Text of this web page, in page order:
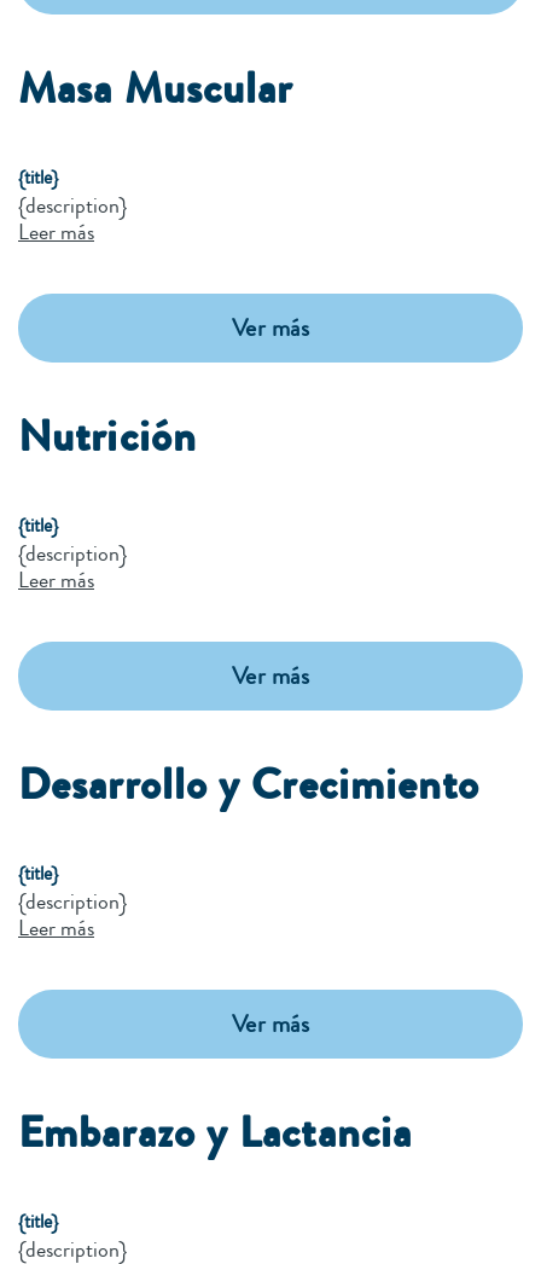
Masa Muscular
{title}
{description}
Leer más
Ver más
Nutrición
{title}
{description}
Leer más
Ver más
Desarrollo y Crecimiento
{title}
{description}
Leer más
Ver más
Embarazo y Lactancia
{title}
{description}